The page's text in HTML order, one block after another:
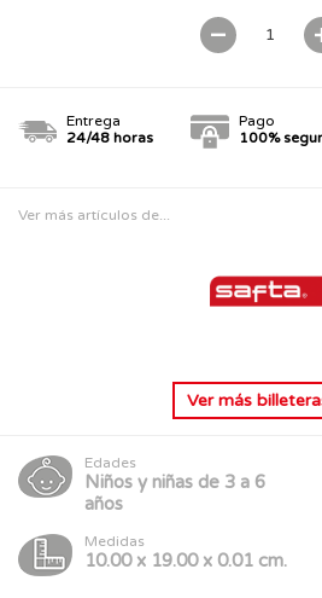
Entrega
24/48 horas
Pago
100%
Ver más artículos de...
Ver más
Edades
Niños y niñas de 3 a 6
años
Medidas
10.00 x 19.00 x 0.01 cm.